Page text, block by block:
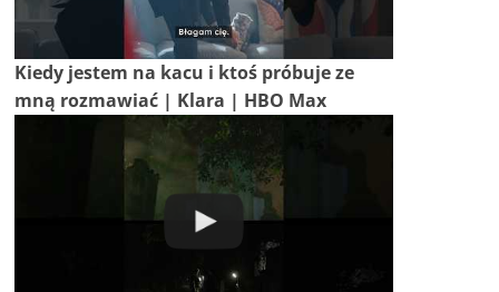
Kiedy jestem na kacu i ktoś próbuje ze
mną rozmawiać | Klara | HBO Max